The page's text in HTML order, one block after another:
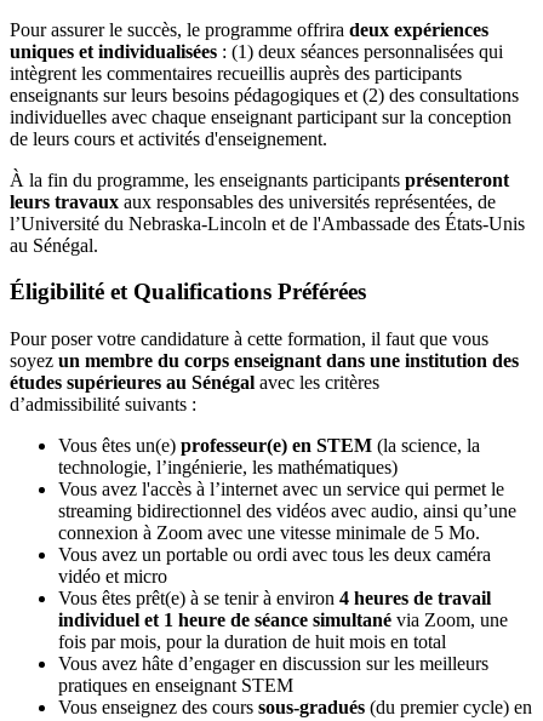
Pour assurer le succès, le programme offrira deux expériences
uniques et individualisées : (1) deux séances personnalisées qui
intègrent les commentaires recueillis auprès des participants
enseignants sur leurs besoins pédagogiques et (2) des consultations
individuelles avec chaque enseignant participant sur la conception
de leurs cours et activités d'enseignement.
À la fin du programme, les enseignants participants présenteront
leurs travaux aux responsables des universités représentées, de
l’Université du Nebraska-Lincoln et de l'Ambassade des États-Unis
au Sénégal.
Éligibilité et Qualifications Préférées
Pour poser votre candidature à cette formation, il faut que vous
soyez un membre du corps enseignant dans une institution des
études supérieures au Sénégal avec les critères
d’admissibilité suivants :
Vous êtes un(e) professeur(e) en STEM (la science, la
technologie, l’ingénierie, les mathématiques)
Vous avez l'accès à l’internet avec un service qui permet le
streaming bidirectionnel des vidéos avec audio, ainsi qu’une
connexion à Zoom avec une vitesse minimale de 5 Mo.
Vous avez un portable ou ordi avec tous les deux caméra
vidéo et micro
Vous êtes prêt(e) à se tenir à environ 4 heures de travail
individuel et 1 heure de séance simultané via Zoom, une
fois par mois, pour la duration de huit mois en total
Vous avez hâte d’engager en discussion sur les meilleurs
pratiques en enseignant STEM
Vous enseignez des cours sous-gradués (du premier cycle) en